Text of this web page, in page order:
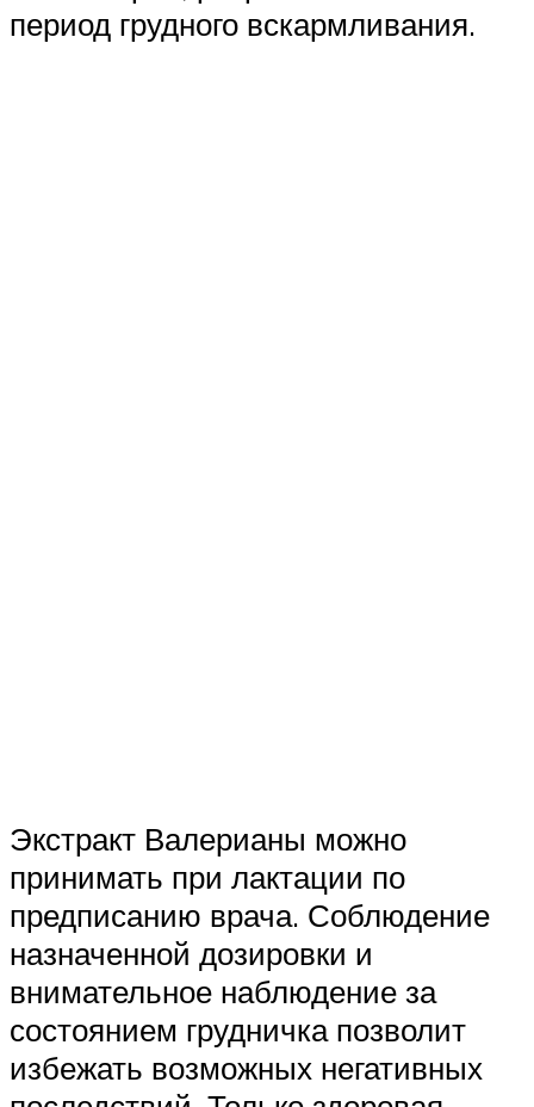
период грудного вскармливания.
Экстракт Валерианы можно
принимать при лактации по
предписанию врача. Соблюдение
назначенной дозировки и
внимательное наблюдение за
состоянием грудничка позволит
избежать возможных негативных